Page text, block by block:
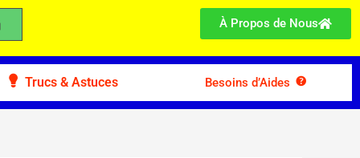
À Propos de Nous
Trucs & Astuces Besoins d’Aides